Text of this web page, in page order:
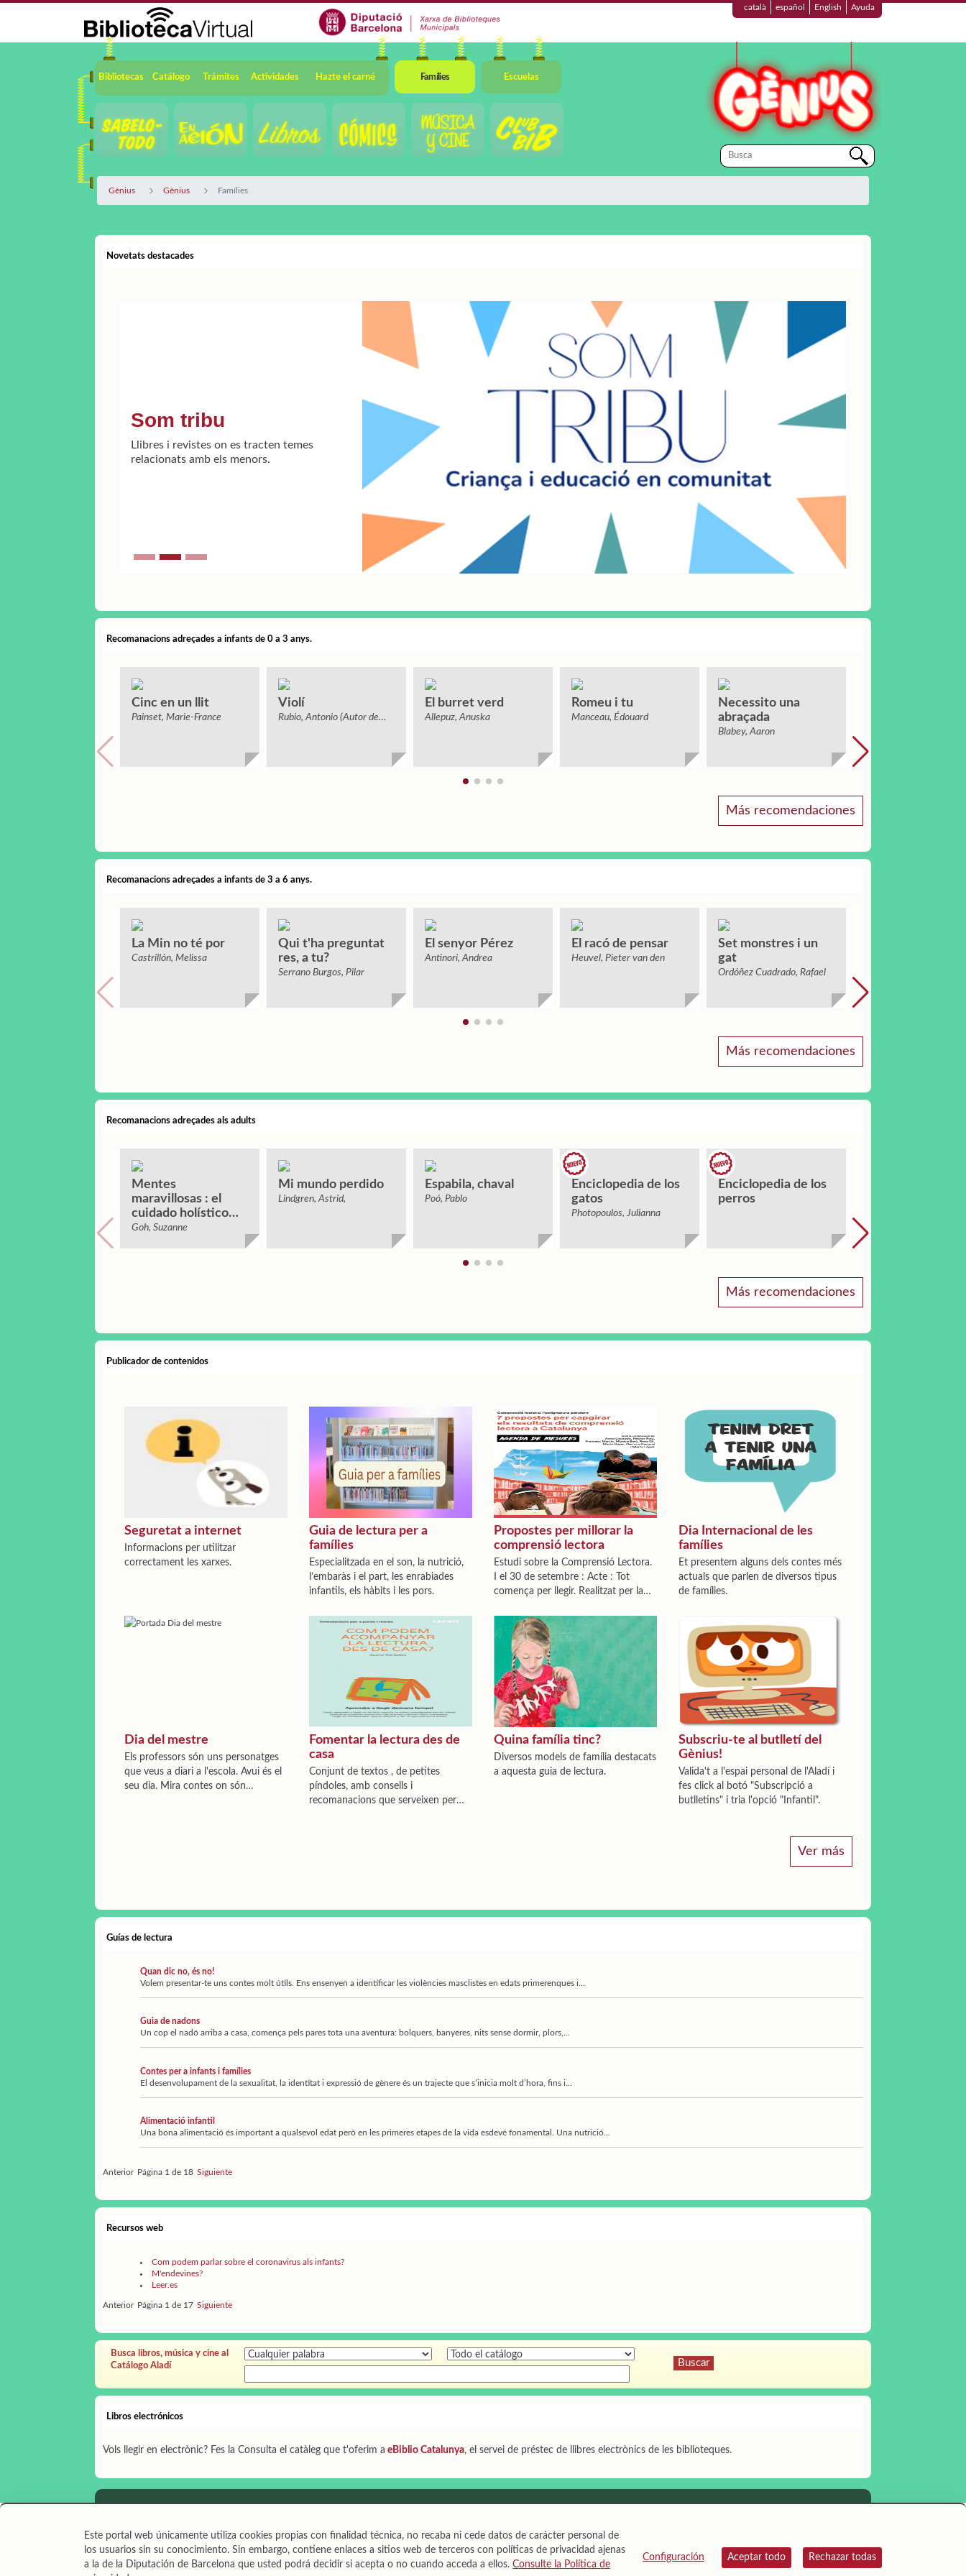
català español English Ayuda
Navegación
Bibliotecas Catálogo Trámites Actividades Hazte el carné Famílies Escuelas
Gènius Gènius Famílies
Novetats destacades
Som tribu
Llibres i revistes on es tracten temes
relacionats amb els menors.
Recomanacions adreçades a infants de 0 a 3 anys.
Cinc en un llit
Painset, Marie-France
Violí
Rubio, Antonio (Autor de
El burret verd
Allepuz, Anuska
Romeu i tu
Manceau, Édouard
Necessito una
abraçada
Blabey, Aaron
Más recomendaciones
Recomanacions adreçades a infants de 3 a 6 anys.
La Min no té por
Castrillón, Melissa
Qui t'ha preguntat
res, a tu?
Serrano Burgos, Pilar
El senyor Pérez
Antinori, Andrea
El racó de pensar
Heuvel, Pieter van den
Set monstres i un
gat
Ordóñez Cuadrado, Rafael
Más recomendaciones
Recomanacions adreçades als adults
Mentes
maravillosas : el
cuidado holístico
del niño autista y
Goh, Suzanne
Mi mundo perdido
Lindgren, Astrid,
Espabila, chaval
Poó, Pablo
Enciclopedia de los
gatos
Photopoulos, Julianna
Enciclopedia de los
perros
discalculia,
AACC
Morales, Mariana
Más recomendaciones
Publicador de contenidos
Seguretat a internet
Informacions per utilitzar
correctament les xarxes.
Guia de lectura per a
famílies
Especialitzada en el son, la nutrició,
l’embaràs i el part, les enrabiades
infantils, els hàbits i les pors.
Propostes per millorar la
comprensió lectora
Estudi sobre la Comprensió Lectora.
I el 30 de setembre : Acte : Tot
comença per llegir. Realitzat per la
Dia Internacional de les
famílies
Et presentem alguns dels contes més
actuals que parlen de diversos tipus
de famílies.
Dia del mestre
Els professors són uns personatges
que veus a diari a l'escola. Avui és el
seu dia. Mira contes on són
Fomentar la lectura des de
casa
Conjunt de textos , de petites
píndoles, amb consells i
recomanacions que serveixen per
Quina família tinc?
Diversos models de família destacats
a aquesta guia de lectura.
Subscriu-te al butlletí del
Gènius!
Valida't a l'espai personal de l'Aladí i
fes click al botó "Subscripció a
butlletins" i tria l'opció "Infantil".
Ver más
Guías de lectura
Quan dic no, és no!
Volem presentar-te uns contes molt útils. Ens ensenyen a identificar les violències masclistes en edats primerenques i...
Guia de nadons
Un cop el nadó arriba a casa, comença pels pares tota una aventura: bolquers, banyeres, nits sense dormir, plors,...
Contes per a infants i famílies
El desenvolupament de la sexualitat, la identitat i expressió de gènere és un trajecte que s’inicia molt d’hora, fins i...
Alimentació infantil
Una bona alimentació és important a qualsevol edat però en les primeres etapes de la vida esdevé fonamental. Una nutrició...
Anterior Página 1 de 18 Siguiente
Recursos web
Com podem parlar sobre el coronavirus als infants?
M'endevines?
Leer.es
Anterior Página 1 de 17 Siguiente
Busca libros, música y cine al
Catálogo Aladí
Libros electrónicos
Vols llegir en electrònic? Fes la Consulta el catàleg que t'oferim a eBiblio Catalunya, el servei de préstec de llibres electrònics de les biblioteques.
Àrea de Cultura | Gerència de Serveis de Biblioteques
Zamora, 73. 08018 Barcelona. Tel. 934 022 241
Este portal web únicamente utiliza cookies propias con finalidad técnica, no recaba ni cede datos de carácter personal de
los usuarios sin su conocimiento. Sin embargo, contiene enlaces a sitios web de terceros con políticas de privacidad ajenas
a la de la Diputación de Barcelona que usted podrá decidir si acepta o no cuando acceda a ellos. Consulte la Política de
Configuración Aceptar todo Rechazar todas